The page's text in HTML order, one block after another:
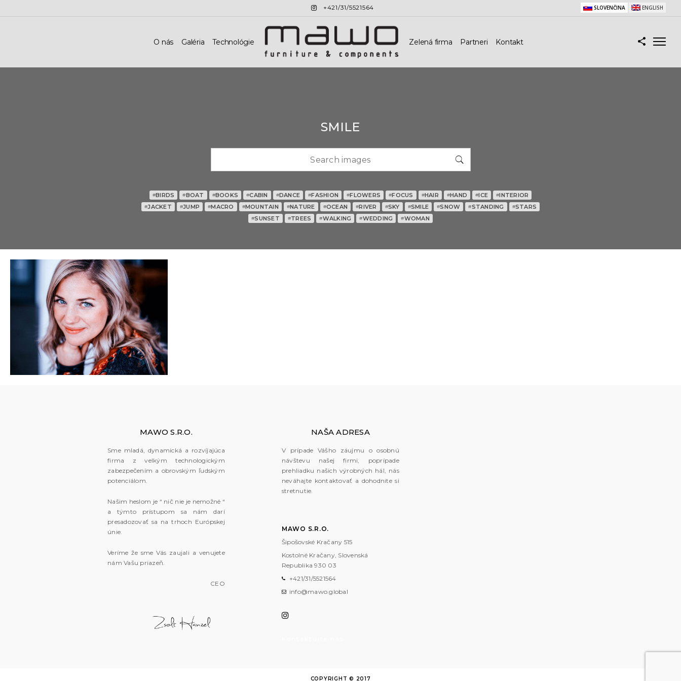
+421/31/5521564 SLOVENČINA ENGLISH
O nás Galéria Technológie Zelená firma Partneri Kontakt
SMILE
#BIRDS #BOAT #BOOKS #CABIN #DANCE #FASHION #FLOWERS #FOCUS #HAIR #HAND #ICE #INTERIOR
#JACKET #JUMP #MACRO #MOUNTAIN #NATURE #OCEAN #RIVER #SKY #SMILE #SNOW #STANDING #STARS
#SUNSET #TREES #WALKING #WEDDING #WOMAN
MAWO S.R.O.
Sme mladá, dynamická a rozvíjajúca
firma z velkým technologickým
zabezpečením a obrovským ľudským
potenciálom.
Našim heslom je “ nič nie je nemožné “
a týmto prístupom sa nám darí
presadozovať sa na trhoch Európskej
únie.
Veríme že sme Vás zaujali a venujete
nám Vašu priazeň.
CEO
NAŠA ADRESA
V prípade Vášho záujmu o osobnú
návštevu našej firmi, poprípade
prehliadku našich výrobných hál, nás
neváhajte kontaktovať a dohodnite si
stretnutie.
MAWO S.R.O.
Šipošovské Kračany 515
Kostolné Kračany, Slovenská
Republika 930 03
+421/31/5521564
info@mawo.global
COPYRIGHT © 2017